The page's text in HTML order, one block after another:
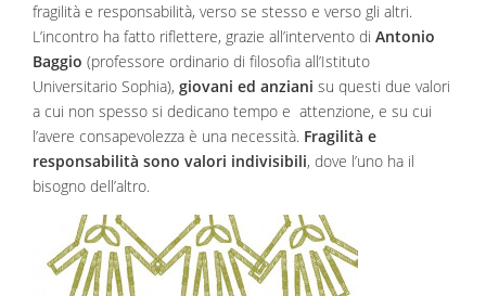
fragi­lità e responsabilità, verso se stesso e verso gli altri.
L’incontro ha fatto riflettere, grazie all’intervento diAntonio
Baggio (pro­fessore ordinario di filosofia all’Istituto
Universitario Sophia),giovani ed anziani su questi due valori
a cui non spesso si dedicano tempo e attenzio­ne, e su cui
l’avere consapevolezza è una necessità. Fragilità e
responsabilità sono valo­ri indivisibili, dove l’uno ha il
bisogno dell’altro.